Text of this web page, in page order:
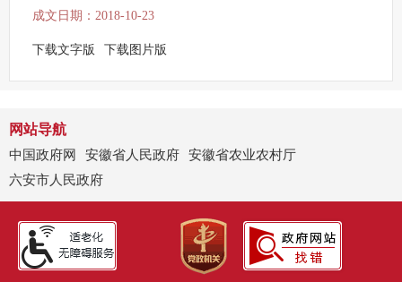
成文日期：2018-10-23
下载文字版 下载图片版
网站导航
中国政府网
安徽省人民政府 安徽省农业农村厅
六安市人民政府